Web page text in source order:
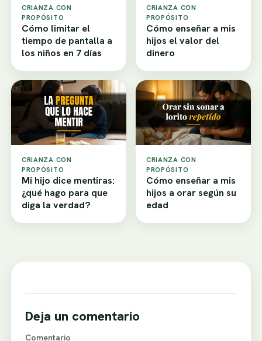
CRIANZA CON
PROPÓSITO
Cómo limitar el
tiempo de pantalla a
los niños en 7 días
CRIANZA CON
PROPÓSITO
Cómo enseñar a mis
hijos el valor del
dinero
CRIANZA CON
PROPÓSITO
Mi hijo dice mentiras:
¿qué hago para que
diga la verdad?
CRIANZA CON
PROPÓSITO
Cómo enseñar a mis
hijos a orar según su
edad
Deja un comentario
Comentario